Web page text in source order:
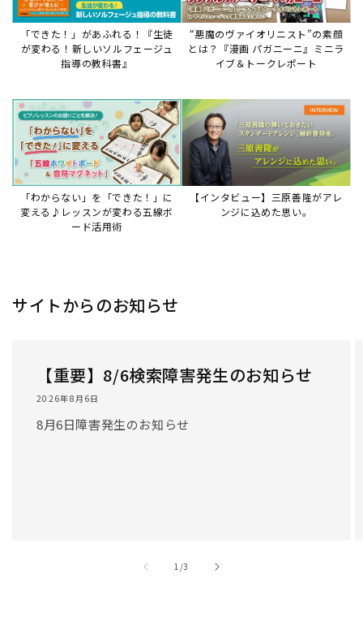
サイトからのお知らせ
2026年8月6日
8月6日障害発生のお知らせ